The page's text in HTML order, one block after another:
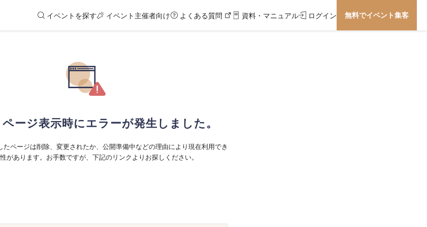
イベントを探す イベント主催者向け よくある質問 資料・マニュアル ログイン 無料でイベント集客
ージ表示時にエラーが発生しました。
たページは削除、変更されたか、公開準備中などの理由により現在利用でき
があります。お手数ですが、下記のリンクよりお探しください。